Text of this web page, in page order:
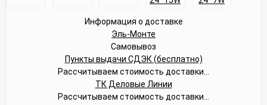
Информация о доставке
Эль-Монте
Самовывоз
Пункты выдачи СДЭК (бесплатно)
Рассчитываем стоимость доставки...
ТК Деловые Линии
Рассчитываем стоимость доставки...